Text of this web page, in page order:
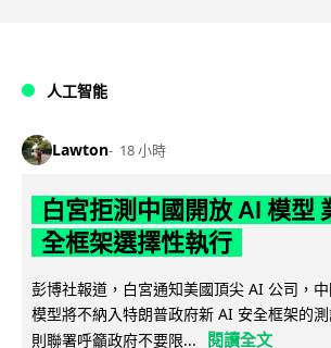
人工智能
Lawton 18 小時
白宮拒測中國開放 AI 模型
全框架選擇性執行
彭博社報道，白宮通知美國頂尖 AI 公司，
模型將不納入特朗普政府新 AI 安全框架的
則聯署呼籲政府不要限...
閱讀全文